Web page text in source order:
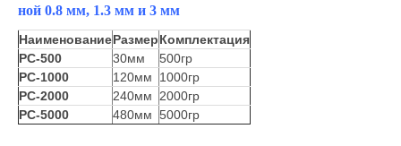
ной 0.8 мм, 1.3 мм и 3 мм
НаименованиеРазмерКомплектация
РС-500
30мм
500гр
РС-1000
120мм
1000гр
РС-2000
240мм
2000гр
РС-5000
480мм 5000гр